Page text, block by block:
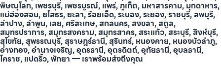
พิษณุโลก, เพชรบุรี, เพชรบูรณ์, แพร่, ภูเก็ต, มหาสารคาม, มุกดาหาร,
แม่ฮ่องสอน, ยโสธร, ยะลา, ร้อยเอ็ด, ระนอง, ระยอง, ราชบุรี, ลพบุรี,
ลำปาง, ลำพูน, เลย, ศรีสะเกษ, สกลนคร, สงขลา, สตูล,
สมุทรปราการ, สมุทรสงคราม, สมุทรสาคร, สระแก้ว, สระบุรี, สิงห์บุรี,
สุโขทัย, สุพรรณบุรี, สุราษฎร์ธานี, สุรินทร์, หนองคาย, หนองบัวลำภู,
อ่างทอง, อำนาจเจริญ, อุดรธานี, อุตรดิตถ์, อุทัยธานี, อุบลธานี,
โคราช, แปดริ้ว, พัทยา — เราพร้อมส่งถึงคุณ